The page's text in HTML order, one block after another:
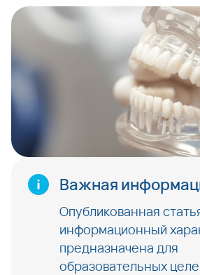
Важная
Опубликованная
информационный
предназначена для
образовательных